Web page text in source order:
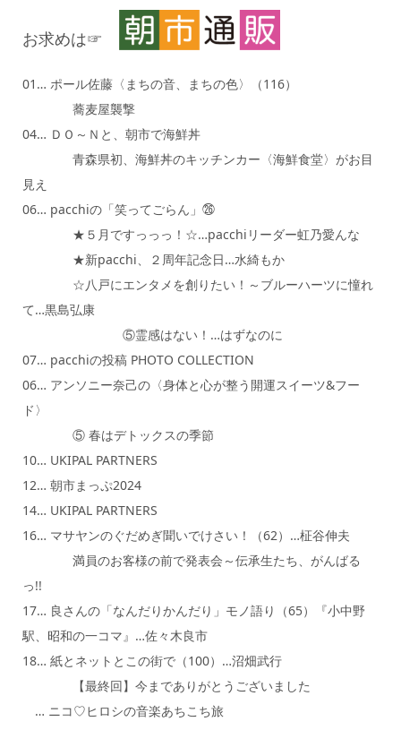
お求めは☞
01… ポール佐藤〈まちの音、まちの色〉（116）
蕎麦屋襲撃
04… ＤＯ～Ｎと、朝市で海鮮丼
青森県初、海鮮丼のキッチンカー〈海鮮食堂〉がお目
見え
06… pacchiの「笑ってごらん」㉖
★５月ですっっっ！☆…pacchiリーダー虹乃愛んな
★新pacchi、２周年記念日…水綺もか
☆八戸にエンタメを創りたい！～ブルーハーツに憧れ
て…黒島弘康
⑤霊感はない！…はずなのに
07… pacchiの投稿 PHOTO COLLECTION
06… アンソニー奈己の〈身体と心が整う開運スイーツ&フー
ド〉
⑤ 春はデトックスの季節
10… UKIPAL PARTNERS
12… 朝市まっぷ2024
14… UKIPAL PARTNERS
16… マサヤンのぐだめぎ聞いでけさい！（62）…柾谷伸夫
満員のお客様の前で発表会～伝承生たち、がんばる
っ!!
17… 良さんの「なんだりかんだり」モノ語り（65）『小中野
駅、昭和の一コマ』…佐々木良市
18… 紙とネットとこの街で（100）…沼畑武行
【最終回】今までありがとうございました
… ニコ♡ヒロシの音楽あちこち旅